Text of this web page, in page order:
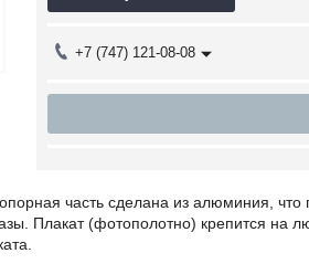
+7 (747) 121-08-08
часть сделана из алюминия,
Плакат (фотополотно) крепится на